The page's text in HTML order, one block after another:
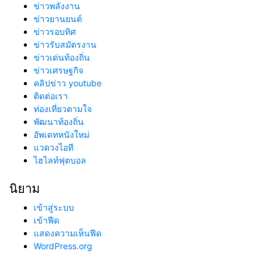
ข่าวพลังงาน
ข่าวยานยนต์
ข่าวรอบทิศ
ข่าวรับสมัตรงาน
ข่าวเด่นท้องถิ่น
ข่าวเศรษฐกิจ
คลิปข่าว youtube
ติดต่อเรา
ท่องเที่ยวตามใจ
พัฒนาท้องถิ่น
อัพเดทหนังใหม่
แวดวงไอที
ไฮไลท์ฟุตบอล
นิยาม
เข้าสู่ระบบ
เข้าฟีด
แสดงความเห็นฟีด
WordPress.org